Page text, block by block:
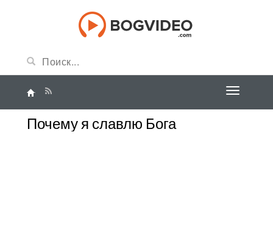
Почему я славлю Бога